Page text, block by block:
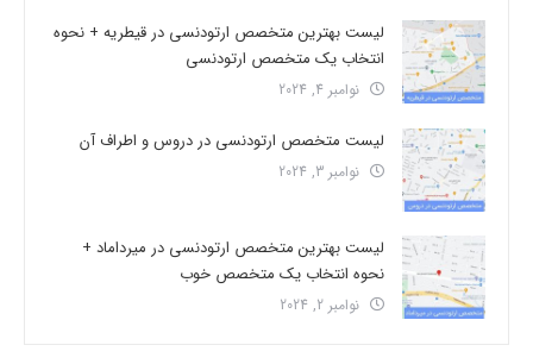
لیست بهترین متخصص ارتودنسی در قیطریه + نحوه
انتخاب یک متخصص ارتودنسی
نوامبر 4, 2024
لیست متخصص ارتودنسی در دروس و اطراف آن
نوامبر 3, 2024
لیست بهترین متخصص ارتودنسی در میرداماد +
نحوه انتخاب یک متخصص خوب
نوامبر 2, 2024